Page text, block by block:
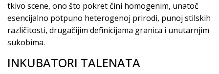
tkivo scene, ono što pokret čini homogenim, unatoč
esencijalno potpuno heterogenoj prirodi, punoj stilskih
različitosti, drugačijim definicijama granica i unutarnjim
sukobima.
INKUBATORI TALENATA